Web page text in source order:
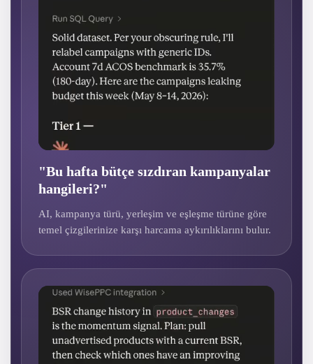
"Bu hafta bütçe sızdıran kampanyalar
hangileri?"
AI, kampanya türü, yerleşim ve eşleşme türüne göre
temel çizgilerinize karşı harcama aykırılıklarını bulur.